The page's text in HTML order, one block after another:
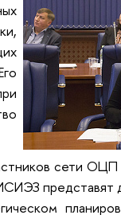
сети
представят